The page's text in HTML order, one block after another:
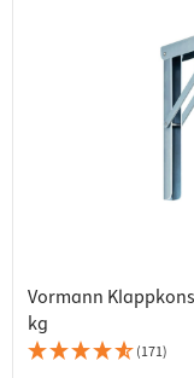
Vormann
kg
(171)